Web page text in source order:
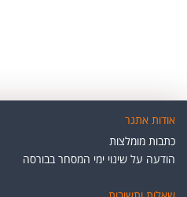
אודות אתגר
כתבות מומלצות
הודעה על שינוי ימי המסחר בבורסה